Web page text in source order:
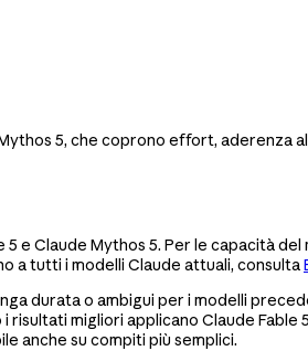
5, che coprono effort, aderenza
Claude Mythos 5. Per le capacità del
a tutti i modelli Claude attuali, consulta
durata o ambigui per i modelli
migliori applicano Claude
anche su compiti più semplici.